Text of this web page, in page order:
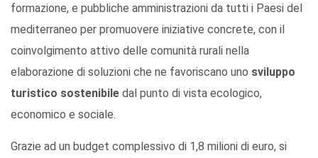
formazione, e pubbliche amministrazioni da tutti i Paesi del
mediterraneo per promuovere iniziative concrete, con il
coinvolgimento attivo delle comunità rurali nella
elaborazione di soluzioni che ne favoriscano uno sviluppo
turistico sostenibile dal punto di vista ecologico,
economico e sociale.
Grazie ad un budget complessivo di 1,8 milioni di euro, si